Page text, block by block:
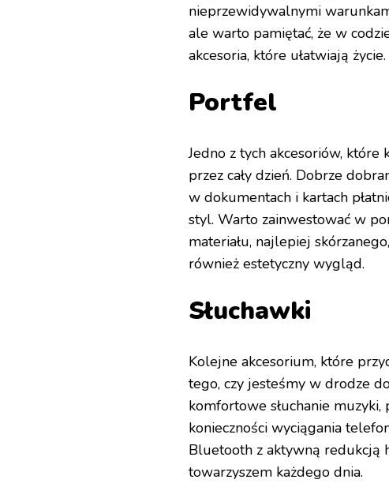
nieprzewidywalnymi
ale warto pamiętać, że w
akcesoria, które ułatwiają życie.
Portfel
Jedno z tych akcesoriów, które
przez cały dzień. Dobrze
w dokumentach i kartach
styl. Warto zainwestować w
materiału, najlepiej
również estetyczny wygląd.
Słuchawki
Kolejne akcesorium, które
tego, czy jesteśmy w drodze
komfortowe słuchanie muzyki,
konieczności wyciągania
Bluetooth z aktywną redukcją
towarzyszem każdego dnia.